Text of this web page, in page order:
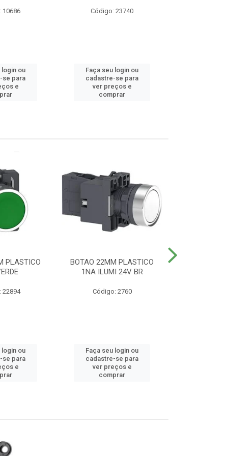
23740
login ou
se para
e
Código: 9174
Faça seu login ou
cadastre-se para
ver preços e
comprar
PLASTICO
22894
login ou
se para
e
BOTAO 22MM PLASTICO
1NA ILUMI 24V BR
Código: 2760
Faça seu login ou
cadastre-se para
ver preços e
comprar